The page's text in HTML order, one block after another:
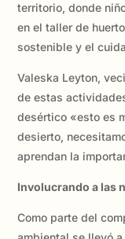
territorio, donde
en el taller de
sostenible y el
Valeska Leyton,
de estas
desértico «esto es
desierto,
aprendan la
Involucrando a las
Como parte del